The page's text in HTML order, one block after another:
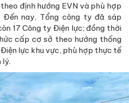
định hướng EVN và phù hợp
Đến nay, Tổng công ty đã sáp
17 Công ty Điện lực; đồng thời
cấp cơ sở theo hướng thống
lực khu vực, phù hợp thực tế
lý.